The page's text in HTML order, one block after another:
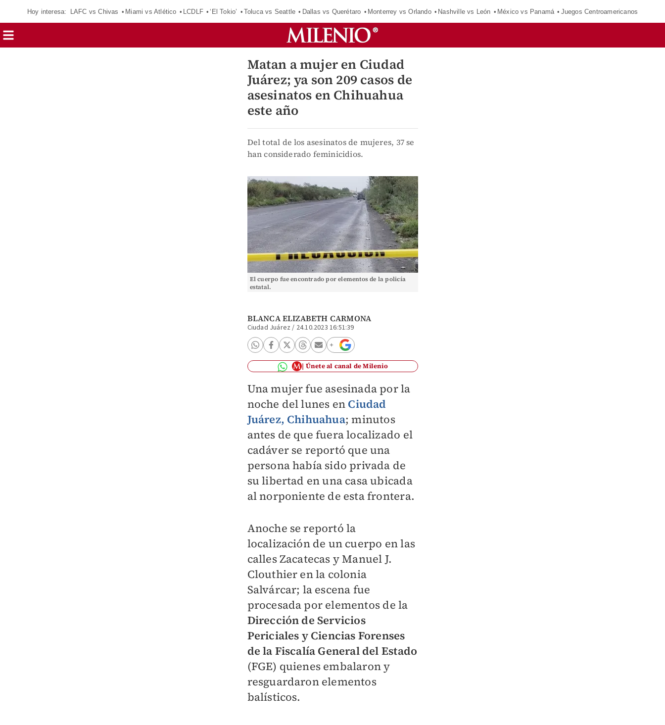
Hoy interesa: LAFC vs Chivas Miami vs Atlético LCDLF ‘El Tokio’ Toluca vs Seattle Dallas vs Querétaro Monterrey vs Orlando Nashville vs León México vs Panamá Juegos Centroamericanos
Matan a mujer en Ciudad
Juárez; ya son 209 casos de
asesinatos en Chihuahua
este año
Del total de los asesinatos de mujeres, 37 se
han considerado feminicidios.
El cuerpo fue encontrado por elementos de la policía
estatal.
BLANCA ELIZABETH CARMONA
Ciudad Juárez / 24.10.2023 16:51:39
Únete al canal de Milenio
Una mujer fue asesinada por la
noche del lunes en Ciudad
Juárez, Chihuahua; minutos
antes de que fuera localizado el
cadáver se reportó que una
persona había sido privada de
su libertad en una casa ubicada
al norponiente de esta frontera.
Anoche se reportó la
localización de un cuerpo en las
calles Zacatecas y Manuel J.
Clouthier en la colonia
Salvárcar; la escena fue
procesada por elementos de la
Dirección de Servicios
Periciales y Ciencias Forenses
de la Fiscalía General del Estado
(FGE) quienes embalaron y
resguardaron elementos
balísticos.